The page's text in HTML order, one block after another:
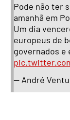
Pode não ter
amanhã em
Um dia
europeus de
governados e
— André